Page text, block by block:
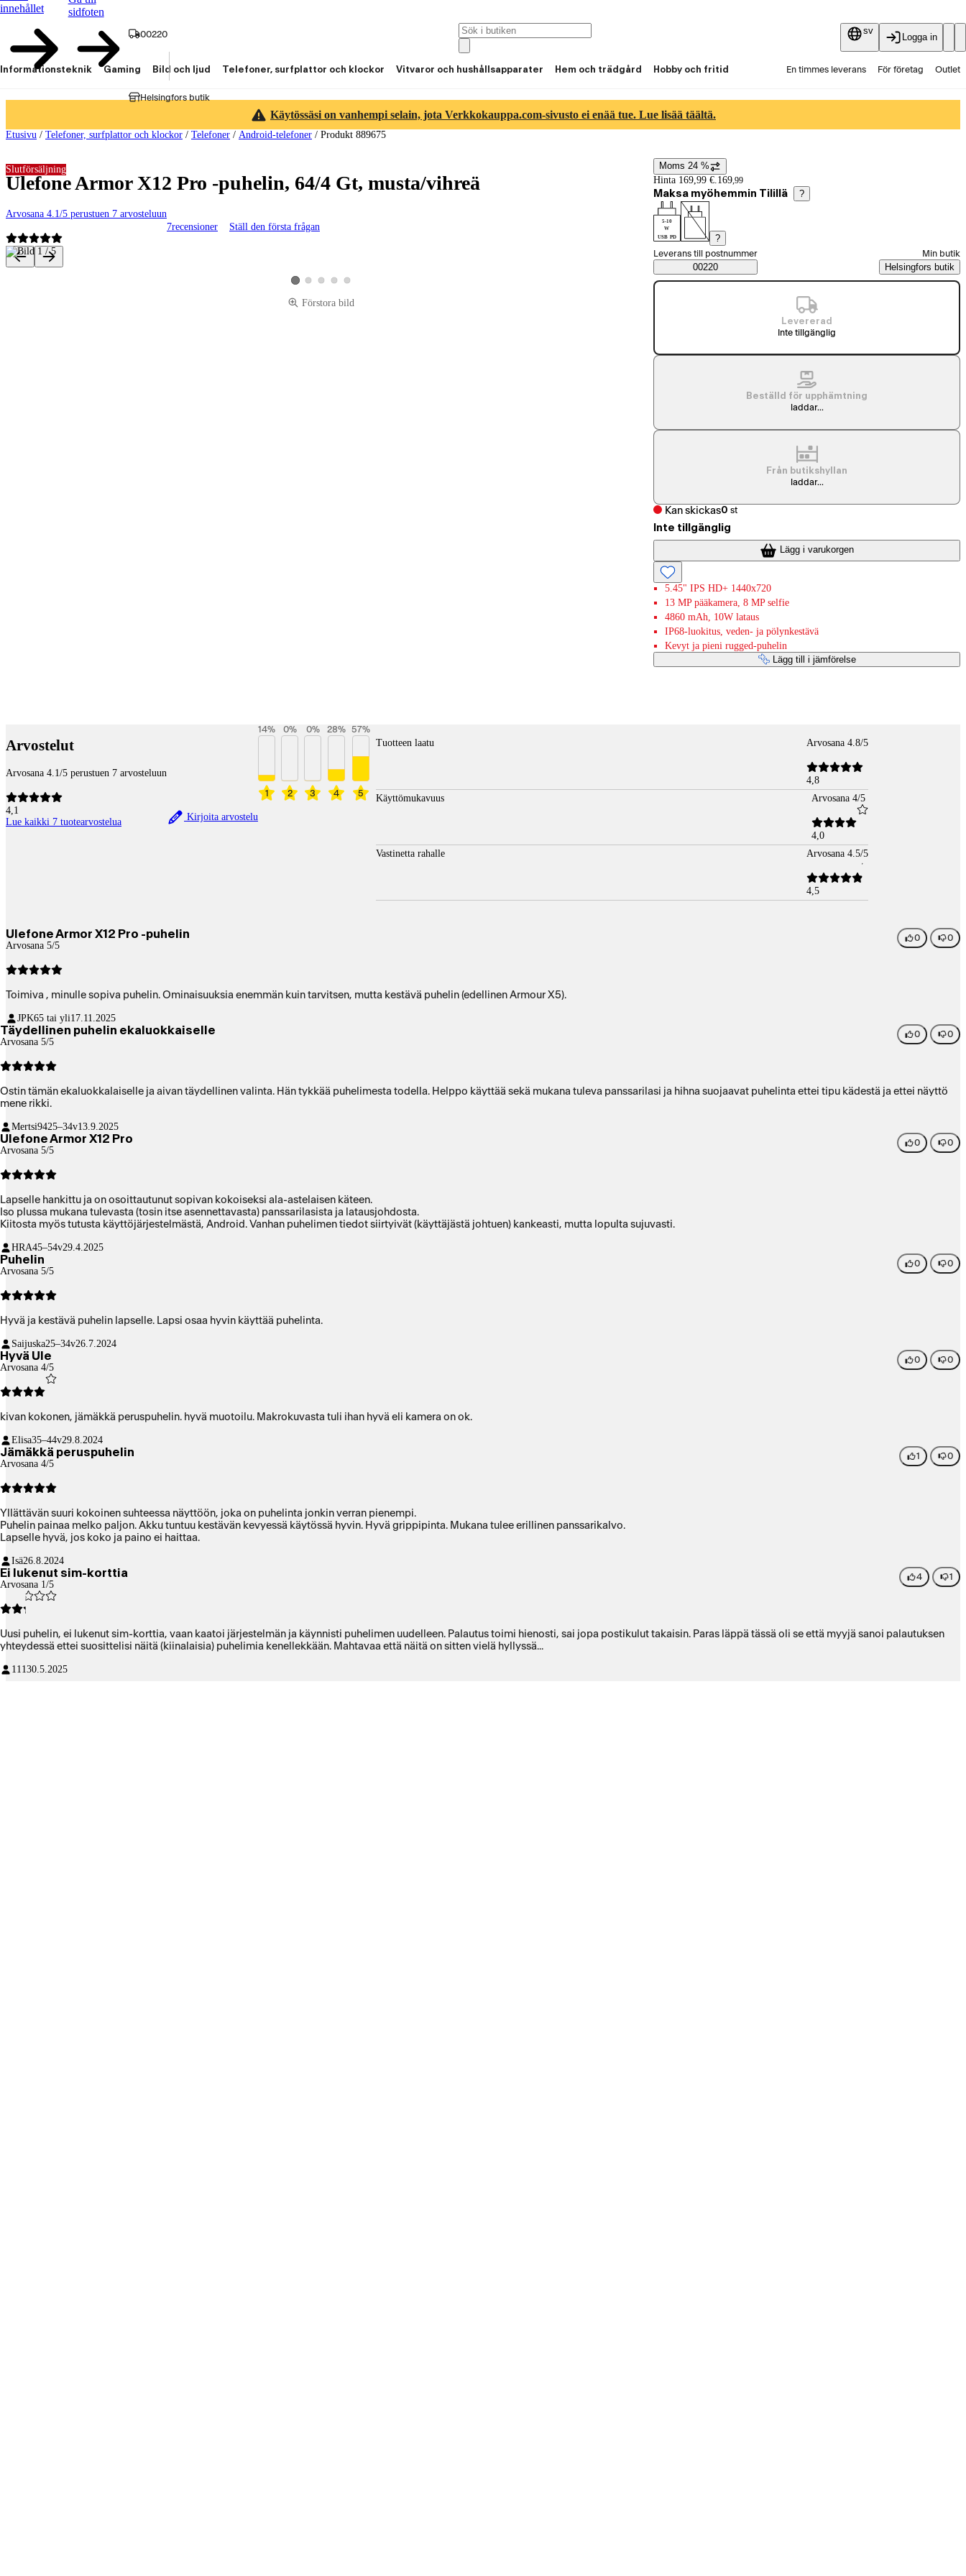
innehållet
sidfoten
00220
Helsingfors butik
sv
Logga in
Informationsteknik Gaming Bild och ljud Telefoner, surfplattor och klockor Vitvaror och hushållsapparater Hem och trädgård Hobby och fritid En timmes leverans För företag Outlet
Käytössäsi on vanhempi selain, jota Verkkokauppa.com-sivusto ei enää tue. Lue lisää täältä.
Etusivu / Telefoner, surfplattor och klockor / Telefoner / Android-telefoner / Produkt 889675
Ulefone Armor X12 Pro -puhelin, 64/4 Gt, musta/vihreä
Arvosana 4.1/5 perustuen 7 arvosteluun
7recensioner Ställ den första frågan
Slutförsäljning
Produktbilder och videor
Visa produktbild 1
Visa produktbild 2
Visa produktbild 3
Visa produktbild 4
Visa produktbild 5
Förstora bild
Prisinformation
Moms 24 %
Hinta 169,99 €. 169,99
Maksa myöhemmin Tilillä ?
5-10
W
USB PD ?
Saatavuustiedot
Välj beställningssätt
Leverans till postnummer
00220
Min butik
Helsingfors butik
Levererad
Inte tillgänglig
Beställd för upphämtning
laddar...
Från butikshyllan
laddar...
Kan skickas0 st
Inte tillgänglig
Lägg i varukorgen
5.45" IPS HD+ 1440x720
13 MP pääkamera, 8 MP selfie
4860 mAh, 10W lataus
IP68-luokitus, veden- ja pölynkestävä
Kevyt ja pieni rugged-puhelin
Lägg till i jämförelse
Arvostelut
Arvosana 4.1/5 perustuen 7 arvosteluun
4,1
Lue kaikki 7 tuotearvostelua
Kirjoita arvostelu
1
14%
2
0%
3
0%
4
28%
5
57%
Tuotteen laatu Arvosana 4.8/5
4,8
Käyttömukavuus
Arvosana 4/5
4,0
Vastinetta rahalle
Arvosana 4.5/5
4,5
Ulefone Armor X12 Pro -puhelin
Arvosana 5/5
0 0
Toimiva , minulle sopiva puhelin. Ominaisuuksia enemmän kuin tarvitsen, mutta kestävä puhelin (edellinen Armour X5).
JPK65 tai yli17.11.2025
Täydellinen puhelin ekaluokkaiselle
Arvosana 5/5
0 0
Ostin tämän ekaluokkalaiselle ja aivan täydellinen valinta. Hän tykkää puhelimesta todella. Helppo käyttää sekä mukana tuleva panssarilasi ja hihna suojaavat puhelinta ettei tipu kädestä ja ettei näyttö
mene rikki.
Mertsi9425–34v13.9.2025
Ulefone Armor X12 Pro
Arvosana 5/5
0 0
Lapselle hankittu ja on osoittautunut sopivan kokoiseksi ala-astelaisen käteen.
Iso plussa mukana tulevasta (tosin itse asennettavasta) panssarilasista ja latausjohdosta.
Kiitosta myös tutusta käyttöjärjestelmästä, Android. Vanhan puhelimen tiedot siirtyivät (käyttäjästä johtuen) kankeasti, mutta lopulta sujuvasti.
HRA45–54v29.4.2025
Puhelin
Arvosana 5/5
0 0
Hyvä ja kestävä puhelin lapselle. Lapsi osaa hyvin käyttää puhelinta.
Saijuska25–34v26.7.2024
Hyvä Ule
Arvosana 4/5
0 0
kivan kokonen, jämäkkä peruspuhelin. hyvä muotoilu. Makrokuvasta tuli ihan hyvä eli kamera on ok.
Elisa35–44v29.8.2024
Jämäkkä peruspuhelin
Arvosana 4/5
1 0
Yllättävän suuri kokoinen suhteessa näyttöön, joka on puhelinta jonkin verran pienempi.
Puhelin painaa melko paljon. Akku tuntuu kestävän kevyessä käytössä hyvin. Hyvä grippipinta. Mukana tulee erillinen panssarikalvo.
Lapselle hyvä, jos koko ja paino ei haittaa.
Isä26.8.2024
Ei lukenut sim-korttia
Arvosana 1/5
4 1
Uusi puhelin, ei lukenut sim-korttia, vaan kaatoi järjestelmän ja käynnisti puhelimen uudelleen. Palautus toimi hienosti, sai jopa postikulut takaisin. Paras läppä tässä oli se että myyjä sanoi palautuksen
yhteydessä ettei suosittelisi näitä (kiinalaisia) puhelimia kenellekkään. Mahtavaa että näitä on sitten vielä hyllyssä...
111 30.5.2025